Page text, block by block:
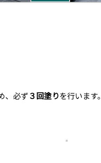
、必ず３回塗りを行います。